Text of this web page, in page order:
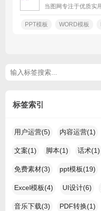
PPT模板 WORD模板
标签索引
用户运营(5) 内容运营(1)
文案(1) 脚本(1) 话术(1)
免费素材(3) ppt模板(19)
Excel模板(4) UI设计(6)
音乐下载(3) PDF转换(1)